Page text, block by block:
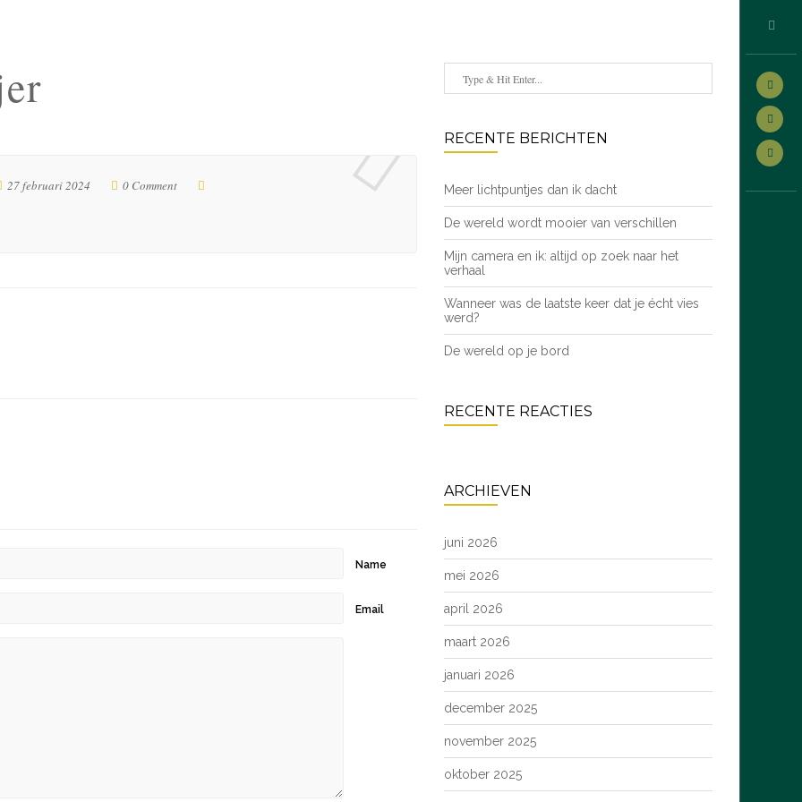
27 februari 2024 0 Comment
Name
Email
RECENTE BERICHTEN
Meer lichtpuntjes dan ik dacht
De wereld wordt mooier van verschillen
Mijn camera en ik: altijd op zoek naar het
verhaal
Wanneer was de laatste keer dat je écht vies
werd?
De wereld op je bord
RECENTE REACTIES
ARCHIEVEN
juni 2026
mei 2026
april 2026
maart 2026
januari 2026
december 2025
november 2025
oktober 2025